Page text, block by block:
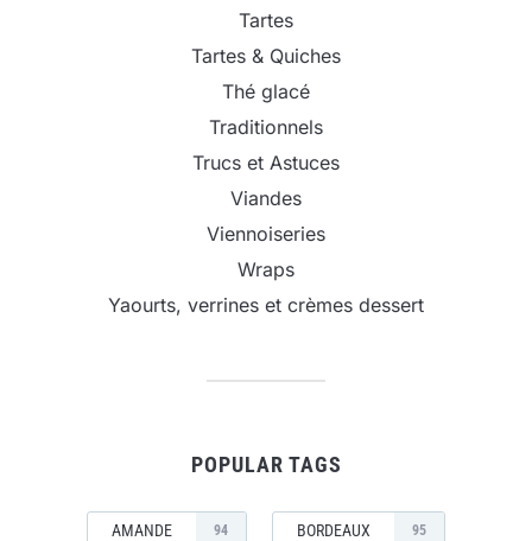
Tartes
Tartes & Quiches
Thé glacé
Traditionnels
Trucs et Astuces
Viandes
Viennoiseries
Wraps
Yaourts, verrines et crèmes dessert
POPULAR TAGS
AMANDE 94 BORDEAUX 95